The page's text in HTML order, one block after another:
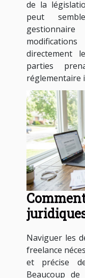
de la
peut
directement
parties
réglementaire
Naviguer les
freelance
et précise
Beaucoup de